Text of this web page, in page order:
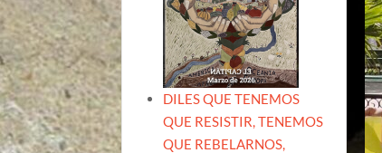
DILES QUE TENEMOS
QUE RESISTIR, TENEMOS
QUE REBELARNOS,